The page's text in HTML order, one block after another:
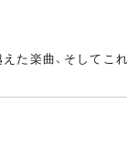
た楽曲、そして